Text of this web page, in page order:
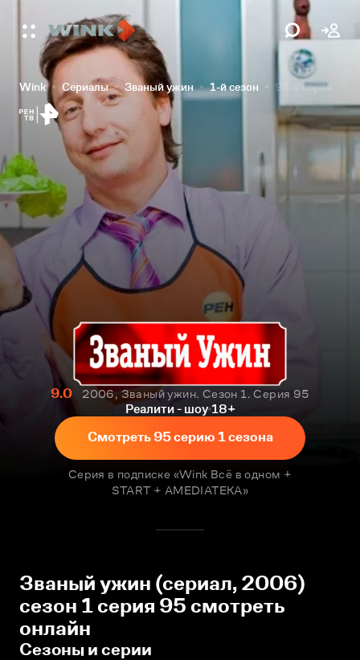
Wink Сериалы Званый ужин 1-й сезон 95-я серия
9.0
2006, Званый ужин. Сезон 1. Серия 95
Реалити - шоу 18+
Смотреть 95 серию 1 сезона
Серия в подписке «Wink Всё в одном +
START + AMEDIATEKA»
Званый ужин (сериал, 2006)
сезон 1 серия 95 смотреть
онлайн
Сезоны и серии